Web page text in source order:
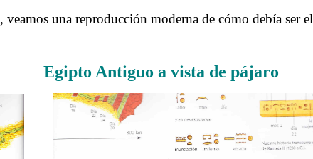
, veamos una reproducción moderna de cómo debía ser el
Egipto Antiguo a vista de pájaro